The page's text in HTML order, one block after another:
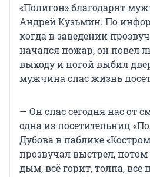
«Полигон» благодарят
Андрей Кузьмин. По
когда в заведении
начался пожар, он повел
выходу и ногой выбил
мужчина спас жизнь
— Он спас сегодня нас от
одна из посетительниц
Дубова в паблике
прозвучал выстрел,
дым, всё горит, толпа, все